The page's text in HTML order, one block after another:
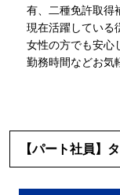
有、二種免許取得
現在活躍している
女性の方でも安心
勤務時間などお気
【パート社員】